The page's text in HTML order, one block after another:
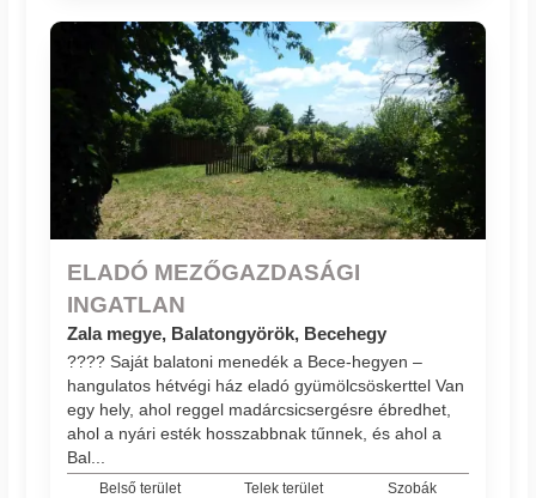
ELADÓ MEZŐGAZDASÁGI
INGATLAN
Zala megye, Balatongyörök, Becehegy
???? Saját balatoni menedék a Bece-hegyen –
hangulatos hétvégi ház eladó gyümölcsöskerttel Van
egy hely, ahol reggel madárcsicsergésre ébredhet,
ahol a nyári esték hosszabbnak tűnnek, és ahol a
Bal...
Belső terület Telek terület Szobák